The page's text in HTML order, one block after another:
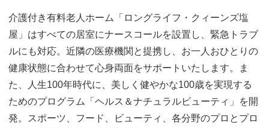
介護付き有料老人ホーム「ロングライフ・クィーンズ塩
屋」はすべての居室にナースコールを設置し、緊急トラブ
ルにも対応。近隣の医療機関と提携し、お一人おひとりの
健康状態に合わせて心身両面をサポートいたします。ま
た、人生100年時代に、美しく健やかな100歳を実現する
ためのプログラム「ヘルス＆ナチュラルビューティ」を開
発。スポーツ、フード、ビューティ、各分野のプロとプロ